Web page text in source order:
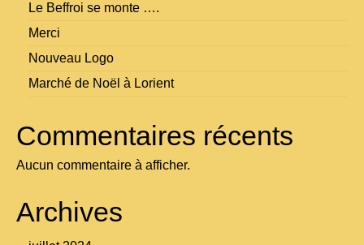
Le Beffroi se monte ….
Merci
Nouveau Logo
Marché de Noël à Lorient
Commentaires récents
Aucun commentaire à afficher.
Archives